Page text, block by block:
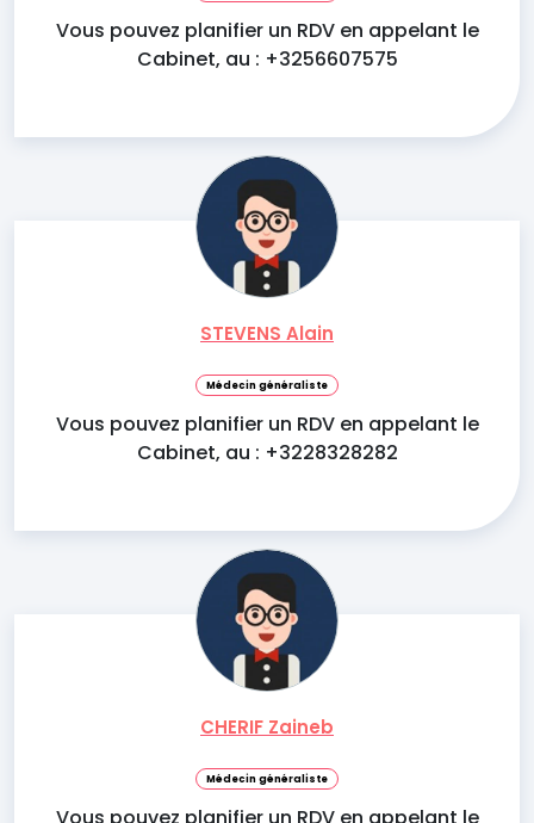
Vous pouvez planifier un RDV en appelant le
Cabinet, au : +3256607575
STEVENS Alain
Médecin généraliste
Vous pouvez planifier un RDV en appelant le
Cabinet, au : +3228328282
CHERIF Zaineb
Médecin généraliste